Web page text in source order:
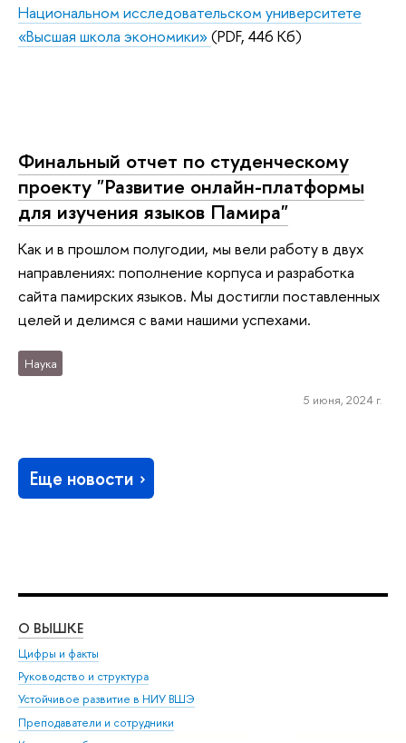
Национальном исследовательском университете
«Высшая школа экономики»(PDF, 446 Кб)
Финальный отчет по студенческому
проекту "Развитие онлайн-платформы
для изучения языков Памира"
Как и в прошлом полугодии, мы вели работу в двух
направлениях: пополнение корпуса и разработка
сайта памирских языков. Мы достигли поставленных
целей и делимся с вами нашими успехами.
Наука
5 июня, 2024 г.
Еще новости
О ВЫШКЕ
Цифры и факты
Руководство и структура
Устойчивое развитие в НИУ ВШЭ
Преподаватели и сотрудники